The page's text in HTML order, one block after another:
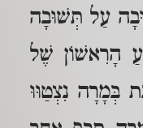
עַל תְּשׁוּבָה
הָרִאשׁוֹן שֶׁל
בְּמָרָה נִצְטַוּוּ